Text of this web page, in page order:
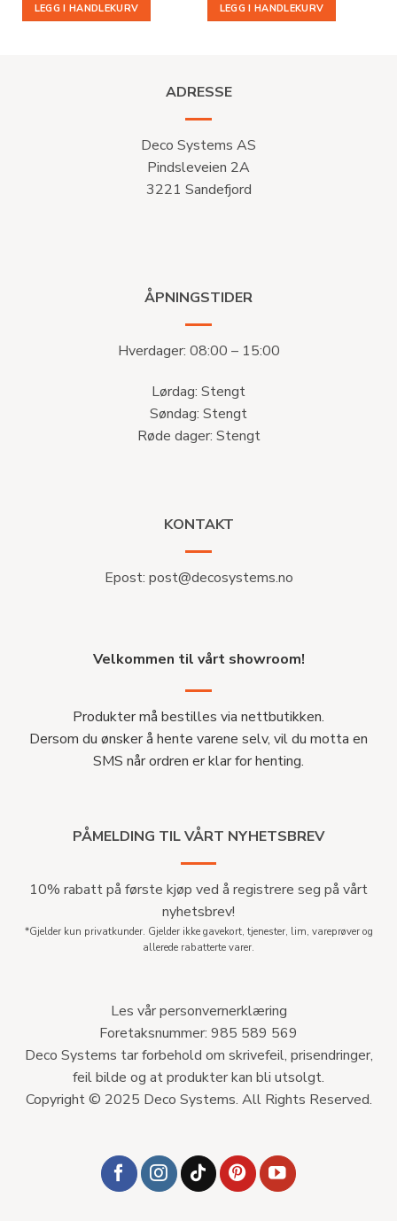
LEGG I HANDLEKURV LEGG I HANDLEKURV
ADRESSE
Deco Systems AS
Pindsleveien 2A
3221 Sandefjord
ÅPNINGSTIDER
Hverdager: 08:00 – 15:00
Lørdag: Stengt
Søndag: Stengt
Røde dager: Stengt
KONTAKT
Epost: post@decosystems.no
Velkommen til vårt showroom!
Produkter må bestilles via nettbutikken.
Dersom du ønsker å hente varene selv, vil du motta en
SMS når ordren er klar for henting.
PÅMELDING TIL VÅRT NYHETSBREV
10% rabatt på første kjøp ved å registrere seg på vårt
nyhetsbrev!
*Gjelder kun privatkunder. Gjelder ikke gavekort, tjenester, lim, vareprøver og
allerede rabatterte varer.
Les vår personvernerklæring
Foretaksnummer: 985 589 569
Deco Systems tar forbehold om skrivefeil, prisendringer,
feil bilde og at produkter kan bli utsolgt.
Copyright © 2025 Deco Systems. All Rights Reserved.